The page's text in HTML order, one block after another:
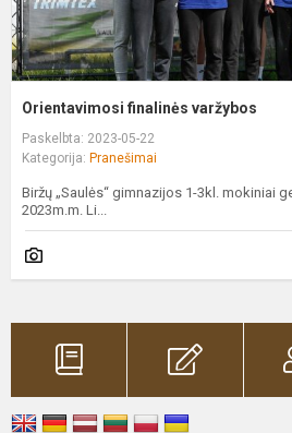
Orientavimosi finalinės varžybos
Paskelbta: 2023-05-22
Kategorija: Pranešimai
Biržų „Saulės“ gimnazijos 1-3kl. mokiniai
2023m.m. Li...